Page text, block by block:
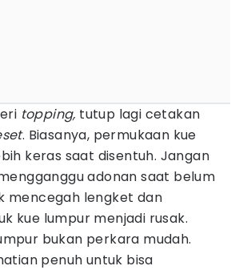
topping, tutup lagi cetakan
. Biasanya, permukaan kue
keras saat disentuh. Jangan
adonan saat belum
mencegah lengket dan
kue lumpur menjadi rusak.
bukan perkara mudah.
penuh untuk bisa